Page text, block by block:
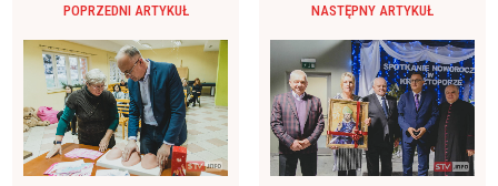
POPRZEDNI ARTYKUŁ NASTĘPNY ARTYKUŁ